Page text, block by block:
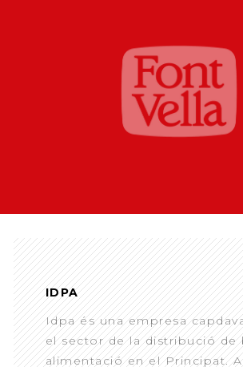
IDPA
Idpa és una empresa
el sector de la distribució de
alimentació en el Principat.